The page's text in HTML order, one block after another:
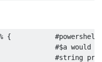
{
#$a would
#string